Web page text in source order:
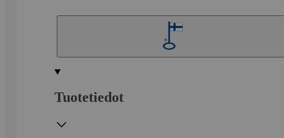
Tuotetiedot